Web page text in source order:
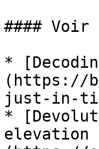
#### Voir
*
(https://
just-in-
*
elevation